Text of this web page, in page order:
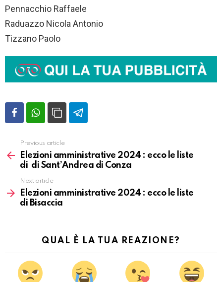
Pennacchio Raffaele
Raduazzo Nicola Antonio
Tizzano Paolo
Vedi
altro
Previous article
Elezioni amministrative 2024 : ecco le liste
di di Sant’Andrea di Conza
Next article
Elezioni amministrative 2024 : ecco le liste
di Bisaccia
QUAL È LA TUA REAZIONE?